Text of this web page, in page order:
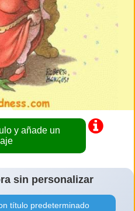
y añade un
sin personalizar
título predeterminado